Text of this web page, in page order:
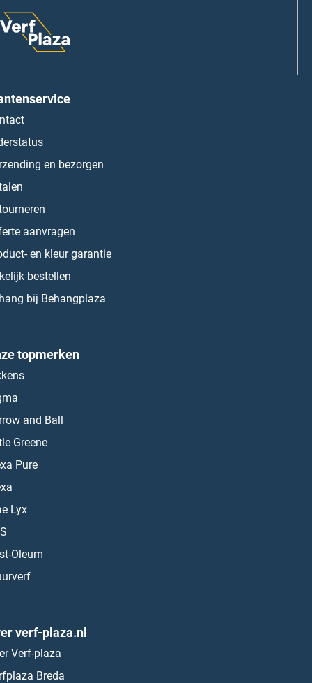
en bezorgen
aanvragen
en kleur garantie
bestellen
bij Behangplaza
topmerken
and Ball
Greene
Pure
Lyx
Oleum
verf-plaza.nl
Verf-plaza
Breda